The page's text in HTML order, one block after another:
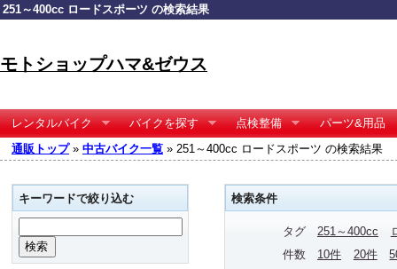
251～400cc ロードスポーツ の検索結果
モトショップハマ&ゼウス
レンタルバイク バイクを探す 点検整備
パーツ&用品
通販トップ» 中古バイク一覧 » 251～400cc ロードスポーツ の検索結果
検索条件
タグ 251～400cc
件数
10件 20件
キーワードで絞り込む